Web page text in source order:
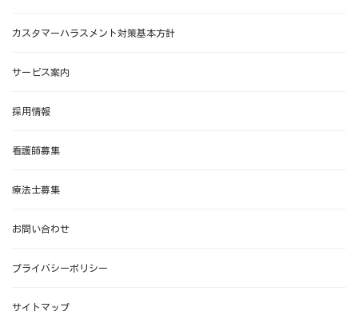
カスタマーハラスメント対策基本方針
サービス案内
採用情報
看護師募集
療法士募集
お問い合わせ
プライバシーポリシー
サイトマップ